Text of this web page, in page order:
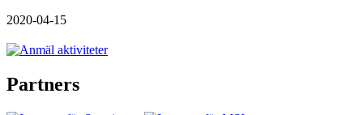
2020-04-15
Partners